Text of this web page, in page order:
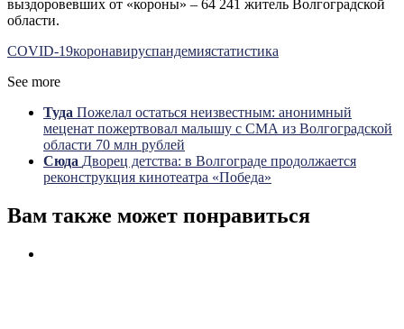
выздоровевших от «короны» – 64 241 житель Волгоградской
области.
COVID-19коронавируспандемиястатистика
See more
Туда Пожелал остаться неизвестным: анонимный
меценат пожертвовал малышу с СМА из Волгоградской
области 70 млн рублей
Сюда Дворец детства: в Волгограде продолжается
реконструкция кинотеатра «Победа»
Вам также может понравиться